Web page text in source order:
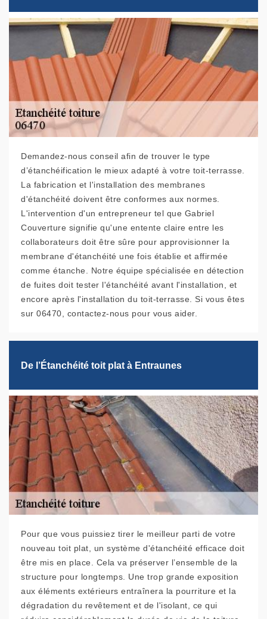
Demandez-nous conseil afin de trouver le type
d’étanchéification le mieux adapté à votre toit-terrasse.
La fabrication et l'installation des membranes
d'étanchéité doivent être conformes aux normes.
L'intervention d'un entrepreneur tel que Gabriel
Couverture signifie qu'une entente claire entre les
collaborateurs doit être sûre pour approvisionner la
membrane d'étanchéité une fois établie et affirmée
comme étanche. Notre équipe spécialisée en détection
de fuites doit tester l'étanchéité avant l'installation, et
encore après l'installation du toit-terrasse. Si vous êtes
sur 06470, contactez-nous pour vous aider.
De l’Étanchéité toit plat à Entraunes
Pour que vous puissiez tirer le meilleur parti de votre
nouveau toit plat, un système d'étanchéité efficace doit
être mis en place. Cela va préserver l’ensemble de la
structure pour longtemps. Une trop grande exposition
aux éléments extérieurs entraînera la pourriture et la
dégradation du revêtement et de l'isolant, ce qui